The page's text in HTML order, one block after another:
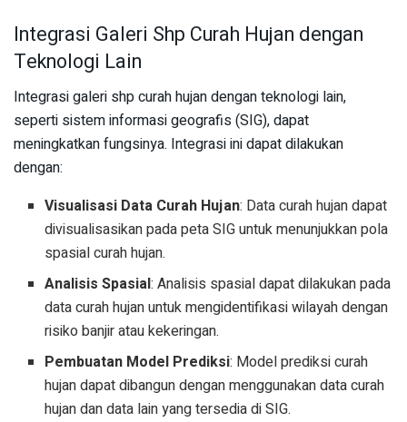
Integrasi Galeri Shp Curah Hujan dengan
Teknologi Lain
Integrasi galeri shp curah hujan dengan teknologi lain,
seperti sistem informasi geografis (SIG), dapat
meningkatkan fungsinya. Integrasi ini dapat dilakukan
dengan:
Visualisasi Data Curah Hujan: Data curah hujan dapat
divisualisasikan pada peta SIG untuk menunjukkan pola
spasial curah hujan.
Analisis Spasial: Analisis spasial dapat dilakukan pada
data curah hujan untuk mengidentifikasi wilayah dengan
risiko banjir atau kekeringan.
Pembuatan Model Prediksi: Model prediksi curah
hujan dapat dibangun dengan menggunakan data curah
hujan dan data lain yang tersedia di SIG.